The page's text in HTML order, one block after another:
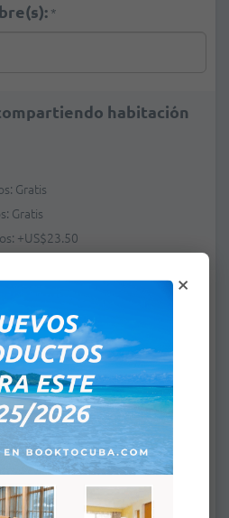
*
habitación
Gratis
Gratis
+US$23.50
×